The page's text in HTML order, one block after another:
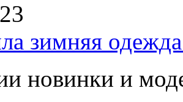
зимняя
новинки и